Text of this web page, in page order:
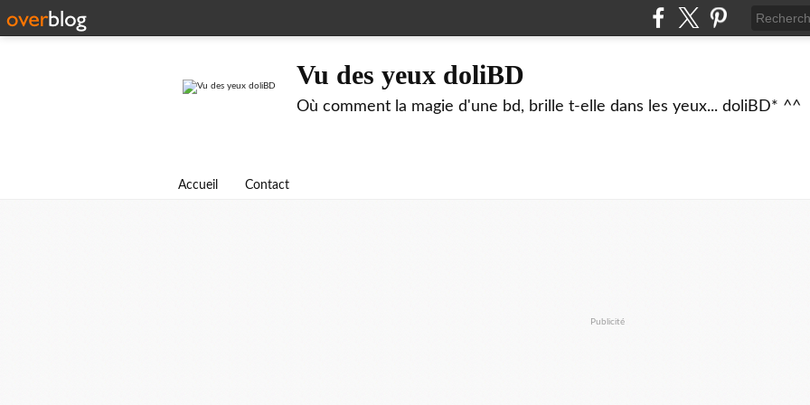
Vu des yeux doliBD
Où comment la magie d'une bd, brille t-elle dans les yeux... doliBD* ^^
Accueil Contact
Publicité